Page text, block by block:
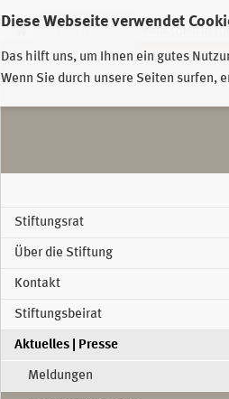
Diese Webseite verwendet
Das hilft uns, um Ihnen ein gutes
Wenn Sie durch unsere Seiten surfen,
Stiftungsrat
Über die Stiftung
Kontakt
Stiftungsbeirat
Aktuelles | Presse
Meldungen